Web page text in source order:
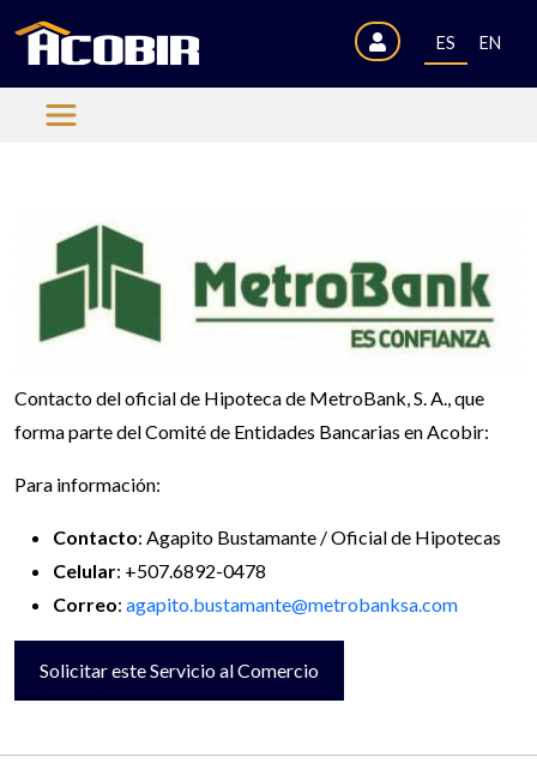
ES EN
Contacto del oficial de Hipoteca de MetroBank, S. A., que
forma parte del Comité de Entidades Bancarias en Acobir:
Para información:
Contacto: Agapito Bustamante / Oficial de Hipotecas
Celular: +507.6892-0478
Correo: agapito.bustamante@metrobanksa.com
Solicitar este Servicio al Comercio